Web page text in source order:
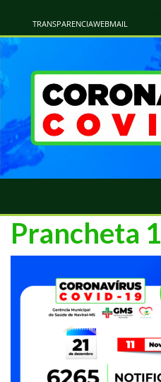
TRANSPARENCIAWEBMAIL
Prancheta 1